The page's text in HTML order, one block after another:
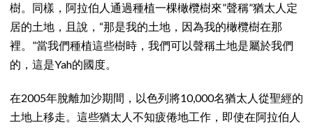
樹。同樣，阿拉伯人通過種植一棵橄欖樹來”聲稱”猶太人定
居的土地，且說，“那是我的土地，因為我的橄欖樹在那
裡。”當我們種植這些樹時，我們可以聲稱土地是屬於我們
的，這是Yah的國度。
在2005年脫離加沙期間，以色列將10,000名猶太人從聖經的
土地上移走。這些猶太人不知疲倦地工作，即使在阿拉伯人